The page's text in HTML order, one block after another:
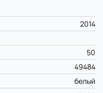
2014
50
49484
белый